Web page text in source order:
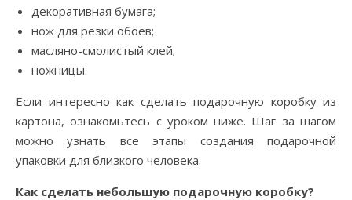
декоративная бумага;
нож для резки обоев;
масляно-смолистый клей;
ножницы.
Если интересно как сделать подарочную коробку из
картона, ознакомьтесь с уроком ниже. Шаг за шагом
можно узнать все этапы создания подарочной
упаковки для близкого человека.
Как сделать небольшую подарочную коробку?